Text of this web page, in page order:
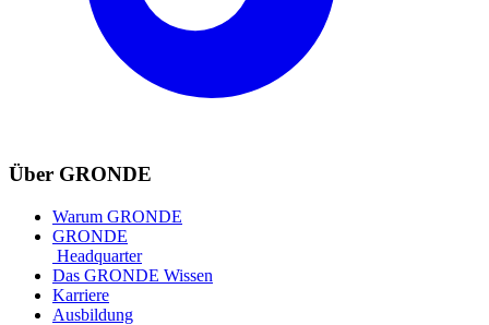
Über GRONDE
Warum GRONDE
GRONDE
Headquarter
Das GRONDE Wissen
Karriere
Ausbildung